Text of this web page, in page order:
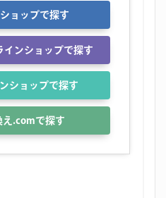
ョップで探す
インショップで探す
ショップで探す
え.comで探す